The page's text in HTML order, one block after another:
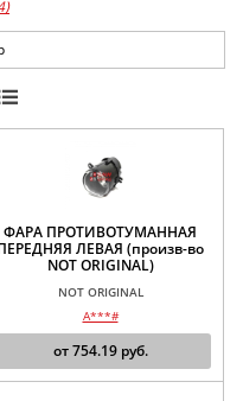
ФАРА ПРОТИВОТУМАННАЯ
ЛЕВАЯ (произв-во
NOT ORIGINAL)
NOT ORIGINAL
A***#
от754.19руб.